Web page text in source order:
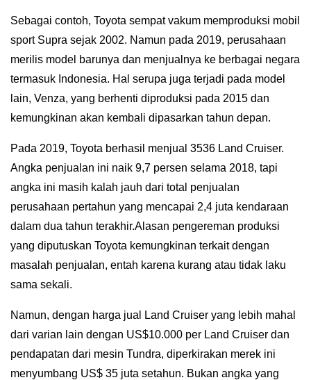
Sebagai contoh, Toyota sempat vakum memproduksi mobil
sport Supra sejak 2002. Namun pada 2019, perusahaan
merilis model barunya dan menjualnya ke berbagai negara
termasuk Indonesia. Hal serupa juga terjadi pada model
lain, Venza, yang berhenti diproduksi pada 2015 dan
kemungkinan akan kembali dipasarkan tahun depan.
Pada 2019, Toyota berhasil menjual 3536 Land Cruiser.
Angka penjualan ini naik 9,7 persen selama 2018, tapi
angka ini masih kalah jauh dari total penjualan
perusahaan pertahun yang mencapai 2,4 juta kendaraan
dalam dua tahun terakhir.Alasan pengereman produksi
yang diputuskan Toyota kemungkinan terkait dengan
masalah penjualan, entah karena kurang atau tidak laku
sama sekali.
Namun, dengan harga jual Land Cruiser yang lebih mahal
dari varian lain dengan US$10.000 per Land Cruiser dan
pendapatan dari mesin Tundra, diperkirakan merek ini
menyumbang US$ 35 juta setahun. Bukan angka yang